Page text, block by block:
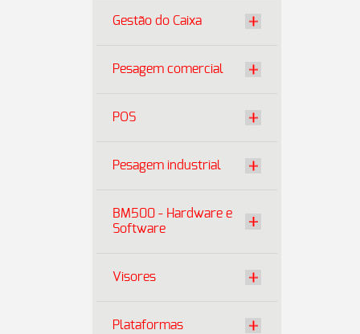
Gestão do Caixa
Pesagem comercial
POS
Pesagem industrial
BM500 - Hardware e
Software
Visores
Plataformas